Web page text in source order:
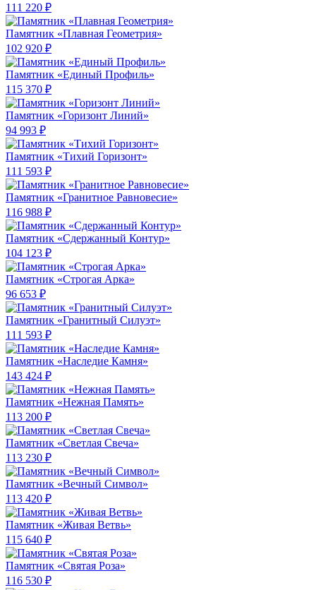
111 220 ₽
Памятник «Плавная Геометрия»
102 920 ₽
Памятник «Единый Профиль»
115 370 ₽
Памятник «Горизонт Линий»
94 993 ₽
Памятник «Тихий Горизонт»
111 593 ₽
Памятник «Гранитное Равновесие»
116 988 ₽
Памятник «Сдержанный Контур»
104 123 ₽
Памятник «Строгая Арка»
96 653 ₽
Памятник «Гранитный Силуэт»
111 593 ₽
Памятник «Наследие Камня»
143 424 ₽
Памятник «Нежная Память»
113 200 ₽
Памятник «Светлая Свеча»
113 230 ₽
Памятник «Вечный Символ»
113 420 ₽
Памятник «Живая Ветвь»
115 640 ₽
Памятник «Святая Роза»
116 530 ₽